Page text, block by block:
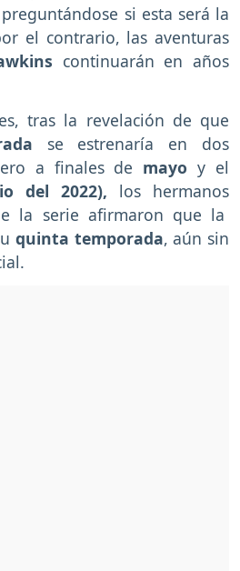
si esta será la
el contrario, las aventuras
continuarán en años
tras la revelación de que
se estrenaría en dos
a finales de mayo y el
del 2022), los hermanos
la serie afirmaron que la
quinta temporada, aún sin